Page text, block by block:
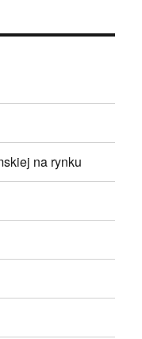
na rynku